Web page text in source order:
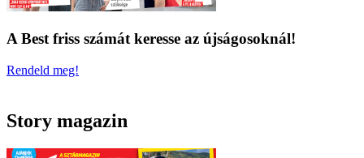
A Best friss számát keresse az újságosoknál!
Rendeld meg!
Story magazin